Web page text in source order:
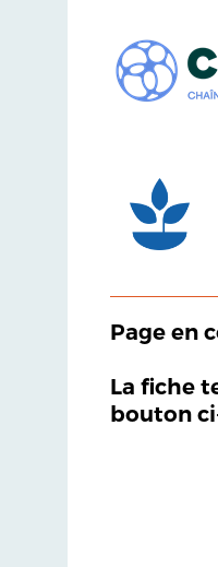
Page en
La fiche
bouton